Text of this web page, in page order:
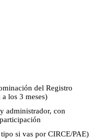
del Registro
los 3 meses)
administrador, con
si vas por CIRCE/PAE)